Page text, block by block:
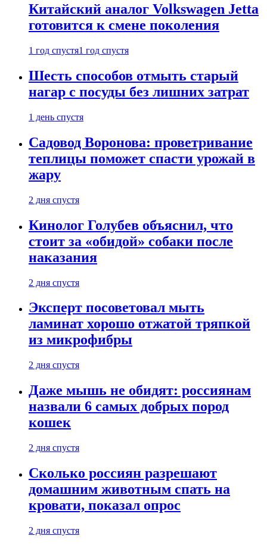
Китайский аналог Volkswagen Jetta
готовится к смене поколения
1 год спустя1 год спустя
Шесть способов отмыть старый
нагар с посуды без лишних затрат
1 день спустя
Садовод Воронова: проветривание
теплицы поможет спасти урожай в
жару
2 дня спустя
Кинолог Голубев объяснил, что
стоит за «обидой» собаки после
наказания
2 дня спустя
Эксперт посоветовал мыть
ламинат хорошо отжатой тряпкой
из микрофибры
2 дня спустя
Даже мышь не обидят: россиянам
назвали 6 самых добрых пород
кошек
2 дня спустя
Сколько россиян разрешают
домашним животным спать на
кровати, показал опрос
2 дня спустя